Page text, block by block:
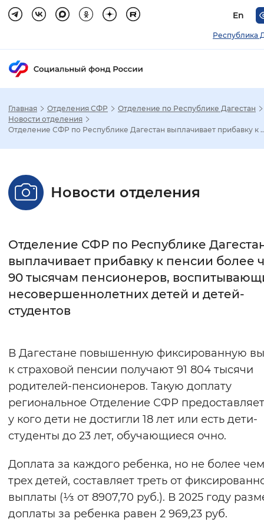
En
Республика
Настройка режима отображения
Стандартный Увеличенный
Без засечек С засечками
Интервал между буквами
Нормальный
Монохромный Инверсивный
Синий фон
Изображения
Включены Выключены
Звуковой ассистент
Воспроизвести Остановить
Главная Отделения СФР
Отделение по Республике Дагестан
Новости отделения
Отделение СФР по Республике Дагестан выплачивает прибавку к
Новости отделения
Отделение СФР по Республике
выплачивает прибавку к пенсии более
90 тысячам пенсионеров,
несовершеннолетних детей и детей-
студентов
В Дагестане повышенную фиксированную
к страховой пенсии получают 91 804 тысячи
родителей-пенсионеров. Такую доплату
региональное Отделение СФР
у кого дети не достигли 18 лет или есть дети-
студенты до 23 лет, обучающиеся очно.
Доплата за каждого ребенка, но не более
трех детей, составляет треть от
выплаты (⅓ от 8907,70 руб.). В 2025 году
доплаты за ребенка равен 2 969,23 руб.